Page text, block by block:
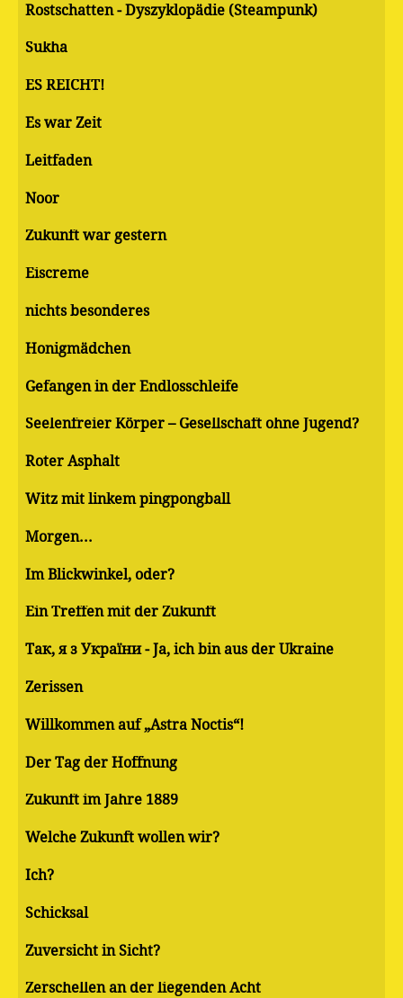
Rostschatten - Dyszyklopädie (Steampunk)
Sukha
ES REICHT!
Es war Zeit
Leitfaden
Noor
Zukunft war gestern
Eiscreme
nichts besonderes
Honigmädchen
Gefangen in der Endlosschleife
Seelenfreier Körper – Gesellschaft ohne Jugend?
Roter Asphalt
Witz mit linkem pingpongball
Morgen...
Im Blickwinkel, oder?
Ein Treffen mit der Zukunft
Так, я з України - Ja, ich bin aus der Ukraine
Zerissen
Willkommen auf „Astra Noctis“!
Der Tag der Hoffnung
Zukunft im Jahre 1889
Welche Zukunft wollen wir?
Ich?
Schicksal
Zuversicht in Sicht?
Zerschellen an der liegenden Acht